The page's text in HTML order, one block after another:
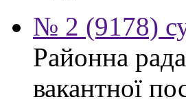
№ 2 (9178)
Районна
вакантної